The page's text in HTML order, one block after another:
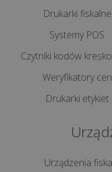
Drukarki fiskalne
Systemy POS
Czytniki kodów
Weryfikatory cen
Drukarki etykiet
Urządzenia